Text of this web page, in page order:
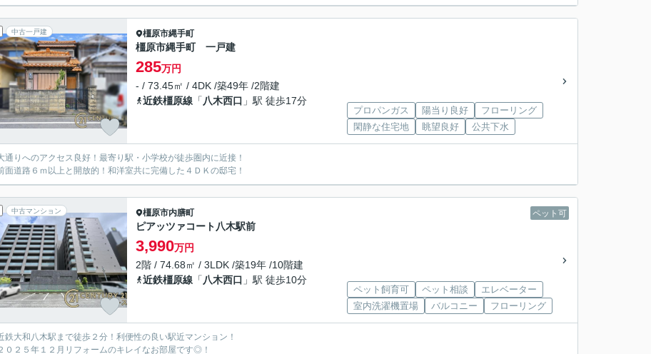
中古一戸建 橿原市縄手町
橿原市縄手町 一戸建
285万円
- / 73.45㎡ / 4DK /築49年 /2階建
近鉄橿原線 「 八木西口 」駅 徒歩17分
プロパンガス 陽当り良好
フローリング
閑静な住宅地
眺望良好 公共下水
通りへのアクセス良好！最寄り駅・小学校が徒歩圏内に近接！
面道路６ｍ以上と開放的！和洋室共に完備した４ＤＫの邸宅！
中古マンション ペット可
橿原市内膳町
ピアッツァコート八木駅前
3,990万円
2階 / 74.68㎡ / 3LDK /築19年 /10階建
近鉄橿原線 「 八木西口 」駅 徒歩10分
ペット飼育可 ペット相談
エレベーター
室内洗濯機置場
バルコニー フローリング
鉄大和八木駅まで徒歩２分！利便性の良い駅近マンション！
０２５年１２月リフォームのキレイなお部屋です◎！